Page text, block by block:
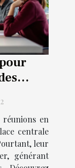
en
centrale
leur
générant